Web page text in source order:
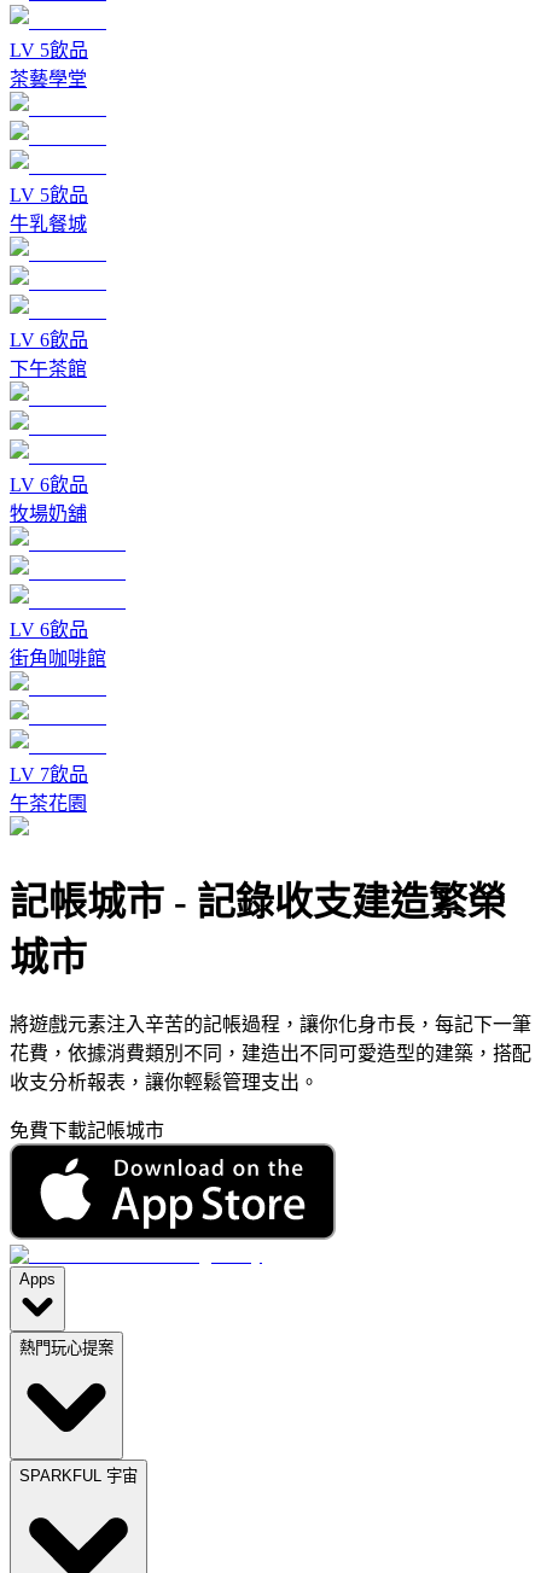
LV 5飲品
茶藝學堂
LV 5飲品
牛乳餐城
LV 6飲品
下午茶館
LV 6飲品
牧場奶舖
LV 6飲品
街角咖啡館
LV 7飲品
午茶花園
記帳城市 - 記錄收支建造繁榮
城市
將遊戲元素注入辛苦的記帳過程，讓你化身市長，每記下一筆
花費，依據消費類別不同，建造出不同可愛造型的建築，搭配
收支分析報表，讓你輕鬆管理支出。
免費下載記帳城市
Apps
熱門玩心提案
SPARKFUL 宇宙